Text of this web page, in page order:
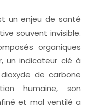
un enjeu de santé
souvent invisible.
organiques
un indicateur clé à
de carbone
humaine, son
et mal ventilé a